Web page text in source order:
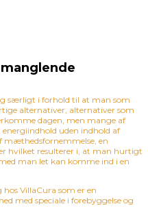
særligt i forhold til at man som
alternativer, alternativer som
dagen, men mange af
uden indhold af
mæthedsfornemmelse, en
hvilket resulterer i, at man hurtigt
man let kan komme ind i en
VillaCura som er en
med speciale i forebyggelse og